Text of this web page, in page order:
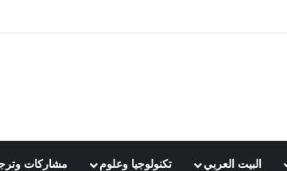
البيت العربي تكنولوجيا وعلوم مشاركات